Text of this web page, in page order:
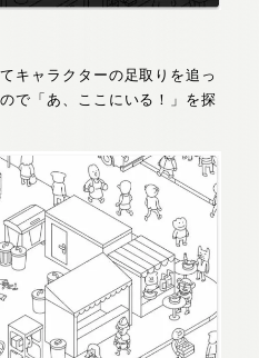
キャラクターの足取りを追っ
で 「あ、ここにいる！」を探